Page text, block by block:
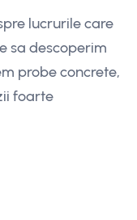
lucrurile care
sa descoperim
probe concrete,
foarte